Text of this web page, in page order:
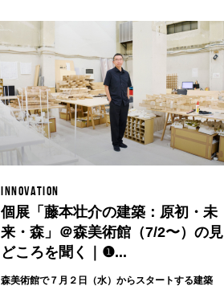
INNOVATION
個展「藤本壮介の建築：原初・未
来・森」＠森美術館（7/2〜）の見
どころを聞く｜❶...
森美術館で７月２日（水）からスタートする建築